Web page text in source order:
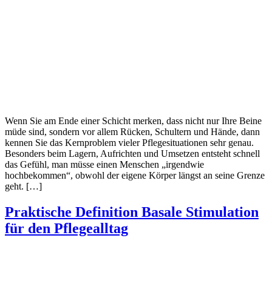
Wenn Sie am Ende einer Schicht merken, dass nicht nur Ihre Beine
müde sind, sondern vor allem Rücken, Schultern und Hände, dann
kennen Sie das Kernproblem vieler Pflegesituationen sehr genau.
Besonders beim Lagern, Aufrichten und Umsetzen entsteht schnell
das Gefühl, man müsse einen Menschen „irgendwie
hochbekommen“, obwohl der eigene Körper längst an seine Grenze
geht. […]
Praktische Definition Basale Stimulation
für den Pflegealltag